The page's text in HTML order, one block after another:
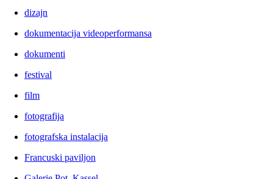
dizajn
dokumentacija videoperformansa
dokumenti
festival
film
fotografija
fotografska instalacija
Francuski paviljon